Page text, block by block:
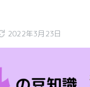
2022年3月23日